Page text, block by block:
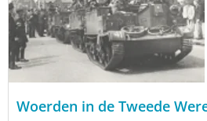
Woerden in de Tweede